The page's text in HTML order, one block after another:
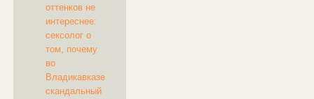
оттенков не
интереснее:
сексолог о
том, почему
во
Владикавказе
скандальный